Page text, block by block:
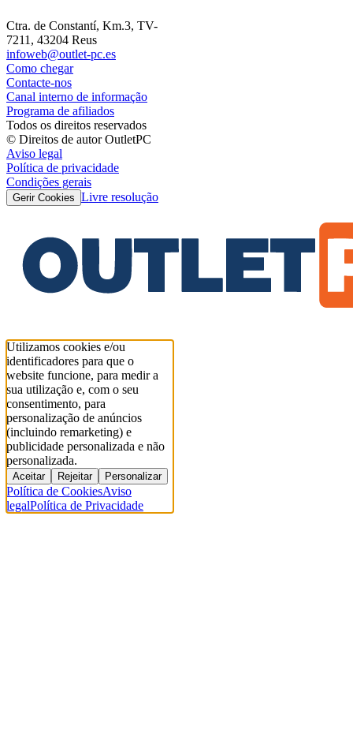
Ctra. de Constantí, Km.3, TV-
7211, 43204 Reus
infoweb@outlet-pc.es
Como chegar
Contacte-nos
Canal interno de informação
Programa de afiliados
Todos os direitos reservados
© Direitos de autor OutletPC
Aviso legal
Política de privacidade
Condições gerais
Gerir Cookies Livre resolução
Utilizamos cookies e/ou
identificadores para que o
website funcione, para medir a
sua utilização e, com o seu
consentimento, para
personalização de anúncios
(incluindo remarketing) e
publicidade personalizada e não
personalizada.
Aceitar Rejeitar Personalizar
Política de CookiesAviso
legalPolítica de Privacidade